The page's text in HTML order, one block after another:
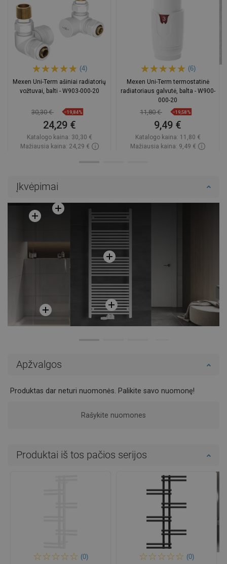
(4)
Mexen Uni-Term ašiniai radiatorių
vožtuvai, balti - W903-000-20
30,30 € −19,84%
24,29 €
Katalogo kaina: 30,30 €
Mažiausia kaina: 24,29 €
(6)
Mexen Uni-Term termostatinė
radiatoriaus galvutė, balta - W900-
000-20
11,80 € −19,58%
9,49 €
Katalogo kaina: 11,80 €
Mažiausia kaina: 9,49 €
Įkvėpimai
Apžvalgos
Produktas dar neturi nuomonės. Palikite savo nuomonę!
Rašykite nuomones
Produktai iš tos pačios serijos
(0) (0)